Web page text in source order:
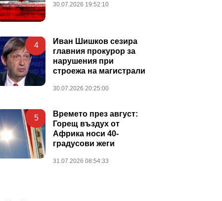
30.07.2026 19:52:10
4
Иван Шишков сезира
главния прокурор за
нарушения при
строежа на магистрали
30.07.2026 20:25:00
5
Времето през август:
Горещ въздух от
Африка носи 40-
градусови жеги
31.07.2026 08:54:33